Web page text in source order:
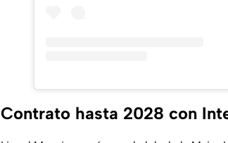
Contrato hasta 2028 con